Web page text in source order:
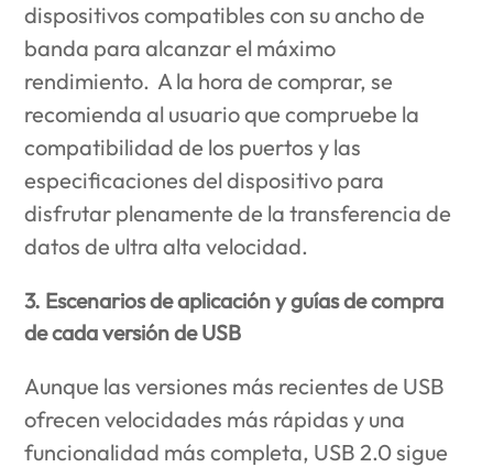
dispositivos compatibles con su ancho de
banda para alcanzar el máximo
rendimiento. A la hora de comprar, se
recomienda al usuario que compruebe la
compatibilidad de los puertos y las
especificaciones del dispositivo para
disfrutar plenamente de la transferencia de
datos de ultra alta velocidad.
3. Escenarios de aplicación y guías de compra
de cada versión de USB
Aunque las versiones más recientes de USB
ofrecen velocidades más rápidas y una
funcionalidad más completa, USB 2.0 sigue